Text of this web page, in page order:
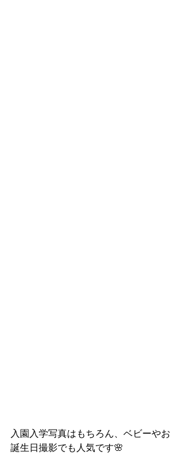
入園入学写真はもちろん、ベビーやお
誕生日撮影でも人気です🌸